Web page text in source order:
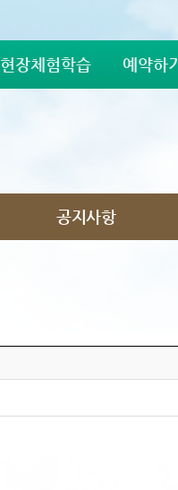
현장체험학습 예약하기
공지사항